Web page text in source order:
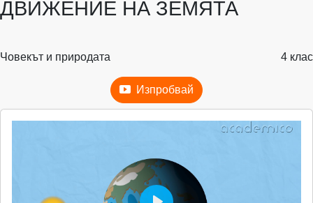
ДВИЖЕНИЕ НА ЗЕМЯТА
Човекът и природата 4 клас
Изпробвай